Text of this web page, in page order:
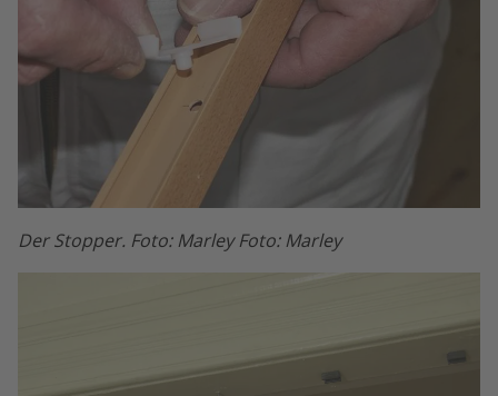
Der Stopper. Foto: Marley Foto: Marley